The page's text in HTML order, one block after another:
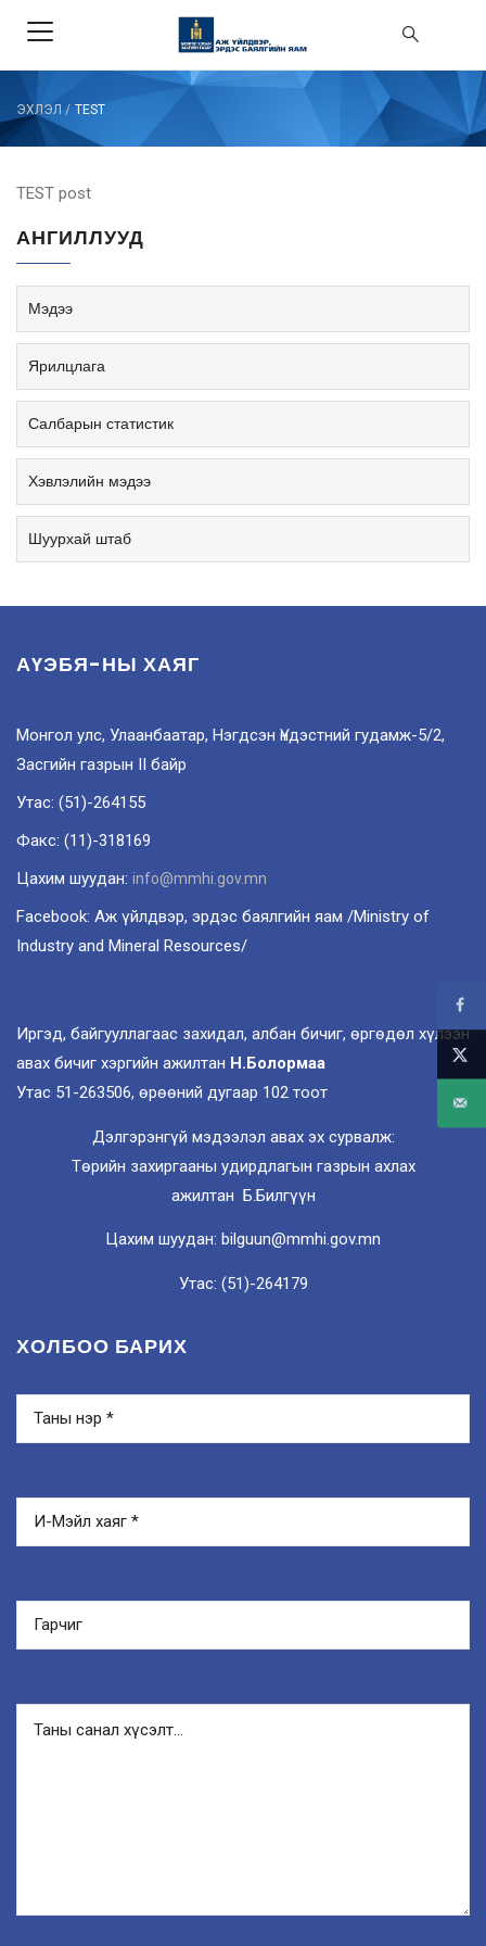
ЭХЛЭЛ / TEST
TEST post
АНГИЛЛУУД
Мэдээ
Ярилцлага
Салбарын статистик
Хэвлэлийн мэдээ
Шуурхай штаб
АҮЭБЯ-НЫ ХАЯГ
Монгол улс, Улаанбаатар, Нэгдсэн Үндэстний гудамж-5/2,
Засгийн газрын II байр
Утас: (51)-264155
Факс: (11)-318169
Цахим шуудан: info@mmhi.gov.mn
Facebook: Аж үйлдвэр, эрдэс баялгийн яам /Ministry of
Industry and Mineral Resources/
Иргэд, байгууллагаас захидал, албан бичиг, өргөдөл хүлээн
авах бичиг хэргийн ажилтан Н.Болормаа
Утас 51-263506, өрөөний дугаар 102 тоот
Дэлгэрэнгүй мэдээлэл авах эх сурвалж:
Төрийн захиргааны удирдлагын газрын ахлах
ажилтан Б.Билгүүн
Цахим шуудан: bilguun@mmhi.gov.mn
Утас: (51)-264179
ХОЛБОО БАРИХ